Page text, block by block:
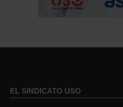
EL SINDICATO USO